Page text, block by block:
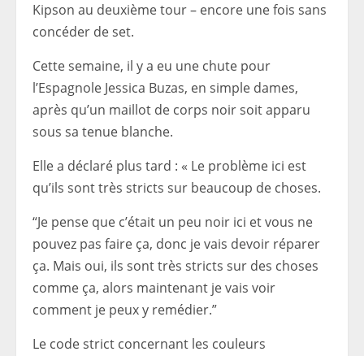
Kipson au deuxième tour – encore une fois sans
concéder de set.
Cette semaine, il y a eu une chute pour
l’Espagnole Jessica Buzas, en simple dames,
après qu’un maillot de corps noir soit apparu
sous sa tenue blanche.
Elle a déclaré plus tard : « Le problème ici est
qu’ils sont très stricts sur beaucoup de choses.
“Je pense que c’était un peu noir ici et vous ne
pouvez pas faire ça, donc je vais devoir réparer
ça. Mais oui, ils sont très stricts sur des choses
comme ça, alors maintenant je vais voir
comment je peux y remédier.”
Le code strict concernant les couleurs